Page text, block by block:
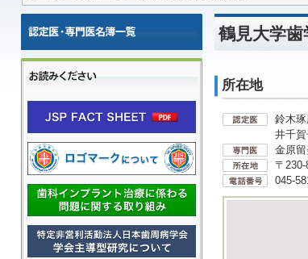
鶴見大学
所在地
鈴木
井千
金原
〒
045-